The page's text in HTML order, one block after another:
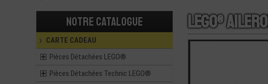
Notre catalogue
CARTE CADEAU
Pièces Détachées LEGO®
Pièces Détachées Technic LEGO®
LEGO®